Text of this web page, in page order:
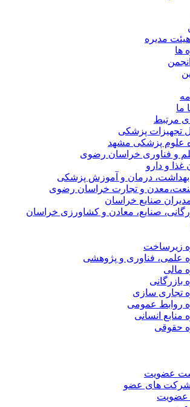
مدیره
ها
ما
مرتبط
تجهیزات پزشکی
علوم پزشکی مشهد
و فناوری خراسان رضوی
غذا و دارو
درمان و آموزش پزشکی
و تجارت خراسان رضوی
صنایع خراسان
صنایع، معادن و کشاورزی خراسان
زیرساخت
علمی، فناوری و پژوهشی
مالی
بازرگانی
تجاری سازی
روابط عمومی
منابع انسانی
حقوقی
عضویت
های عضو
عضویت